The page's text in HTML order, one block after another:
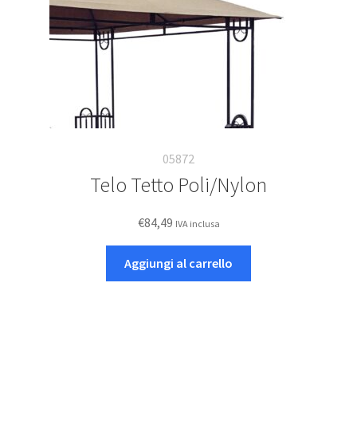
05872
Telo Tetto Poli/Nylon
€84,49 IVA inclusa
Aggiungi al carrello